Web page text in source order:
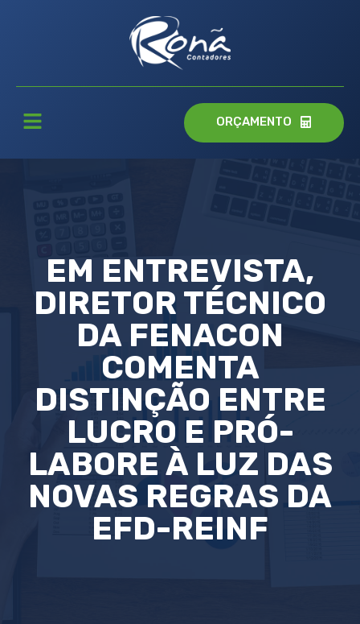
ORÇAMENTO
EM ENTREVISTA,
DIRETOR TÉCNICO
DA FENACON
COMENTA
DISTINÇÃO ENTRE
LUCRO E PRÓ-
LABORE À LUZ DAS
NOVAS REGRAS DA
EFD-REINF